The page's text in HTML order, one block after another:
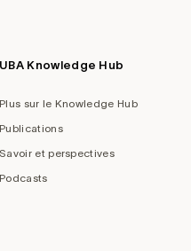
UBA Knowledge Hub
Plus sur le Knowledge Hub
Publications
Savoir et perspectives
Podcasts